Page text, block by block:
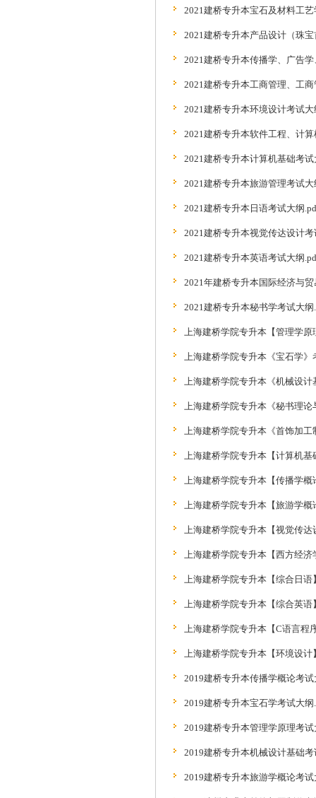
2021建桥专升本宝石及材料工
2021建桥专升本产品设计（珠
2021建桥专升本传播学、广告
2021建桥专升本工商管理、工
2021建桥专升本环境设计考试大
2021建桥专升本软件工程、计
2021建桥专升本计算机基础考
2021建桥专升本旅游管理考试大
2021建桥专升本日语考试大纲
2021建桥专升本视觉传达设计
2021建桥专升本英语考试大纲
2021年建桥专升本国际经济与
2021建桥专升本秘书学考试大纲
上海建桥学院专升本【管理学原
上海建桥学院专升本《宝石学》
上海建桥学院专升本《机械设计
上海建桥学院专升本《秘书理论
上海建桥学院专升本《首饰加工
上海建桥学院专升本【计算机基
上海建桥学院专升本【传播学概
上海建桥学院专升本【旅游学概
上海建桥学院专升本【视觉传达
上海建桥学院专升本【西方经济
上海建桥学院专升本【综合日语
上海建桥学院专升本【综合英语
上海建桥学院专升本【C语言程
上海建桥学院专升本【环境设计
2019建桥专升本传播学概论考试
2019建桥专升本宝石学考试大纲
2019建桥专升本管理学原理考试
2019建桥专升本机械设计基础考
2019建桥专升本旅游学概论考试